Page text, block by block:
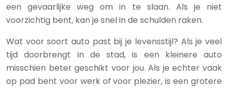
een gevaarlijke weg om in te slaan. Als je niet
voorzichtig bent, kan je snel in de schulden raken.
Wat voor soort auto past bij je levensstijl? Als je veel
tijd doorbrengt in de stad, is een kleinere auto
misschien beter geschikt voor jou. Als je echter vaak
op pad bent voor werk of voor plezier, is een grotere